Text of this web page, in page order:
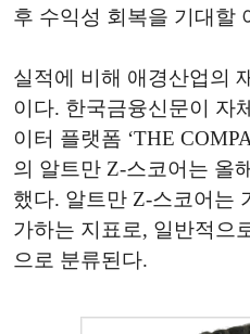
후 수익성 회복을 기대할
실적에 비해 애경산업의
이다. 한국금융신문이 자
이터 플랫폼 ‘THE
의 알트만 Z-스코어는 올
했다. 알트만 Z-스코어는
가하는 지표로, 일반적으
으로 분류된다.